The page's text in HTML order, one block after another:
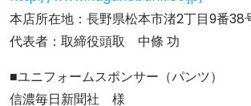
本店所在地：長野県松本市渚2丁目9番38
代表者：取締役頭取 中條 功
■ユニフォームスポンサー（パンツ）
信濃毎日新聞社 様